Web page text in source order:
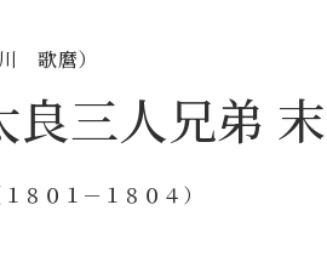
歌麿）
良三人兄弟
８０１－１８０４）